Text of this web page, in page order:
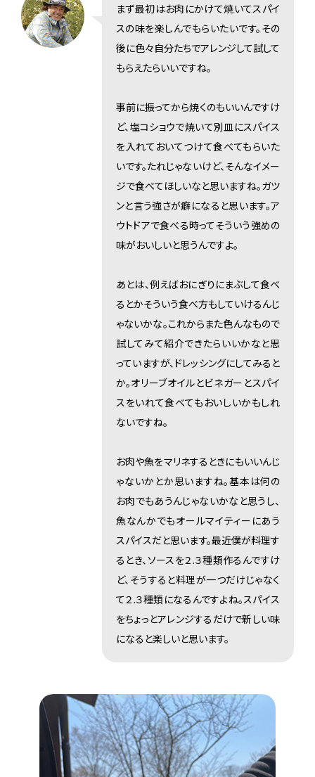
まず最初はお肉にかけて焼いてスパイ
スの味を楽しんでもらいたいです。その
後に色々自分たちでアレンジして試して
もらえたらいいですね。
事前に振ってから焼くのもいいんですけ
ど、塩コショウで焼いて別皿にスパイス
を入れておいてつけて食べてもらいた
いです。たれじゃないけど、そんなイメー
ジで食べてほしいなと思いますね。ガツ
ンと言う強さが癖になると思います。ア
ウトドアで食べる時ってそういう強めの
味がおいしいと思うんですよ。
あとは、例えばおにぎりにまぶして食べ
るとかそういう食べ方もしていけるんじ
ゃないかな。これからまた色んなもので
試してみて紹介できたらいいかなと思
っていますが、ドレッシングにしてみると
か。オリーブオイルとビネガーとスパイ
スをいれて食べてもおいしいかもしれ
ないですね。
お肉や魚をマリネするときにもいいんじ
ゃないかとか思いますね。基本は何の
お肉でもあうんじゃないかなと思うし、
魚なんかでもオールマイティーにあう
スパイスだと思います。最近僕が料理す
るとき、ソースを２.３種類作るんですけ
ど、そうすると料理が一つだけじゃなく
て２.３種類になるんですよね。スパイス
をちょっとアレンジするだけで新しい味
になると楽しいと思います。